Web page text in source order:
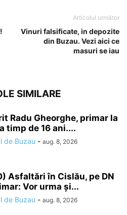
Articolul următor
Vinuri falsificate, in depozite
din Buzau. Vezi aici ce
masuri se iau
SIMILARE
Radu Gheorghe, primar la
timp de 16 ani....
de Buzau - aug. 8, 2026
Asfaltări în Cislău, pe DN
Vor urma și...
de Buzau - aug. 8, 2026